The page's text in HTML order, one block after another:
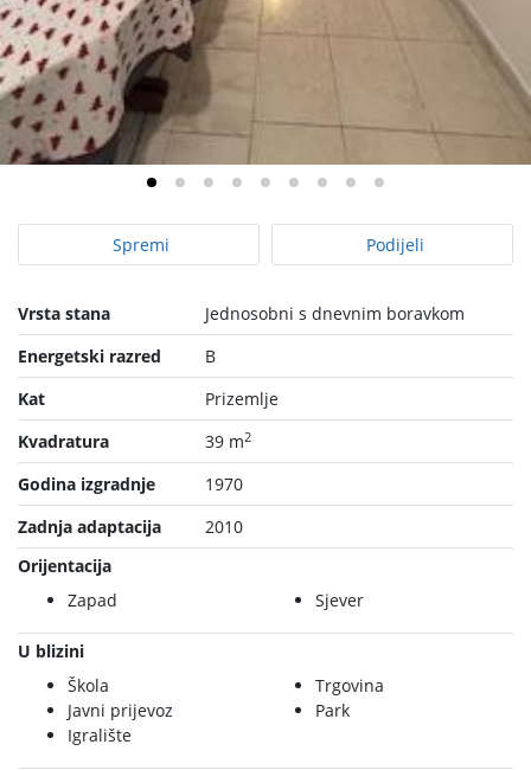
Spremi Podijeli
Vrsta stana
Jednosobni s dnevnim boravkom
Energetski razred
B
Kat
Prizemlje
Kvadratura
39 m2
Godina izgradnje
1970
Zadnja adaptacija
2010
Orijentacija
Zapad
Sjever
U blizini
Škola
Trgovina
Javni prijevoz
Park
Igralište